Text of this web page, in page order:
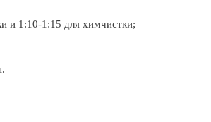
и 1:10-1:15 для химчистки;